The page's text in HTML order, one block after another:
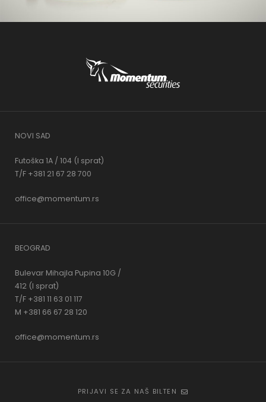
NOVI SAD
Futoška 1A / 104 (I sprat)
T/F +381 21 67 28 700
office@momentum.rs
BEOGRAD
Bulevar Mihajla Pupina 10G /
412 (I sprat)
T/F +381 11 63 01 117
M +381 66 67 28 120
office@momentum.rs
PRIJAVI SE ZA NAŠ BILTEN